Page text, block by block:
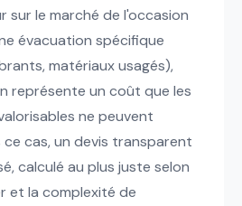
sur le marché de l'occasion
évacuation spécifique
matériaux usagés),
représente un coût que les
ne peuvent
ce cas, un devis transparent
calculé au plus juste selon
et la complexité de